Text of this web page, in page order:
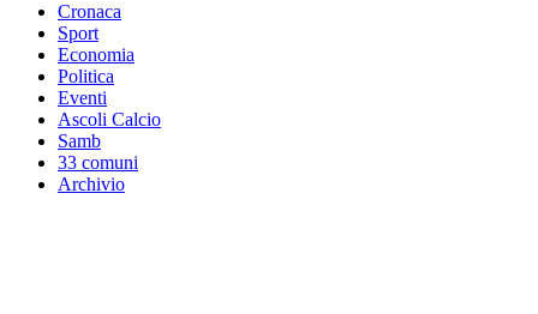
Cronaca
Sport
Economia
Politica
Eventi
Ascoli Calcio
Samb
33 comuni
Archivio